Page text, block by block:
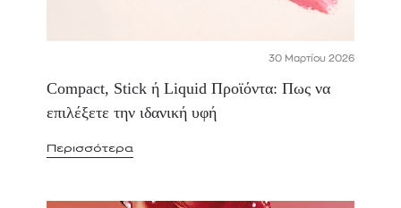
30 Μαρτίου 2026
Compact, Stick ή Liquid Προϊόντα: Πως να
επιλέξετε την ιδανική υφή
Περισσότερα